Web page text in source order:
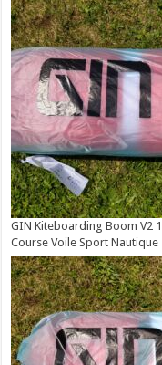
GIN Kiteboarding Boom V2
Course Voile Sport Nautique